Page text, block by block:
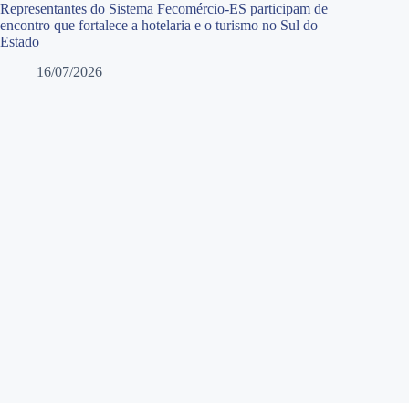
Representantes do Sistema Fecomércio-ES participam de
encontro que fortalece a hotelaria e o turismo no Sul do
Estado
16/07/2026